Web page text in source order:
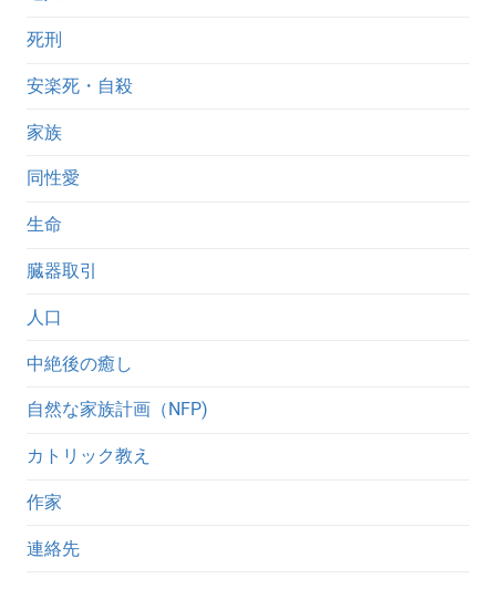
死刑
安楽死・自殺
家族
同性愛
生命
臓器取引
人口
中絶後の癒し
自然な家族計画（NFP)
カトリック教え
作家
連絡先